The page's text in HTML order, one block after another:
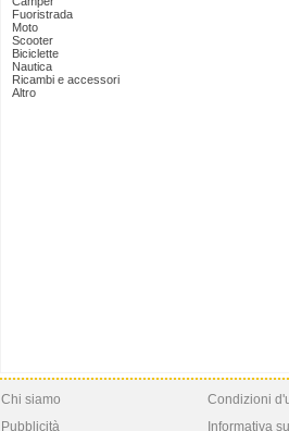
Fuoristrada
Moto
Scooter
Biciclette
Nautica
Ricambi e accessori
Altro
Chi siamo
Pubblicità
Condizioni
Informativa